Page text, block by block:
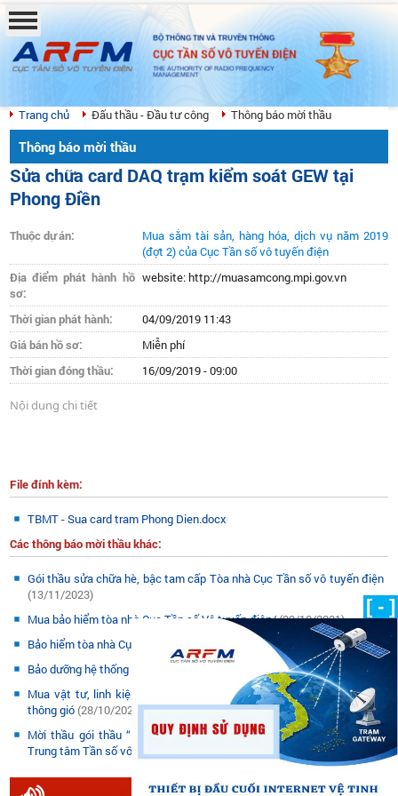
BỘ THÔNG TIN VÀ TRUYỀN THÔNG
CỤC TẦN SỐ VÔ TUYẾN ĐIỆN
THE AUTHORITY OF RADIO FREQUENCY
MANAGEMENT
Trang chủ Đấu thầu - Đầu tư công Thông báo mời thầu
Thông báo mời thầu
Sửa chữa card DAQ trạm kiểm soát GEW tại
Phong Điền
Thuộc dự án:
Mua sắm tài sản, hàng hóa, dịch vụ năm 2019
(đợt 2) của Cục Tần số vô tuyến điện
Địa điểm phát hành hồ
sơ:
website: http://muasamcong.mpi.gov.vn
Thời gian phát hành:
04/09/2019 11:43
Giá bán hồ sơ:
Miễn phí
Thời gian đóng thầu:
16/09/2019 - 09:00
Nội dung chi tiết
File đính kèm:
TBMT - Sua card tram Phong Dien.docx
Các thông báo mời thầu khác:
Gói thầu sửa chữa hè, bậc tam cấp Tòa nhà Cục Tần số vô tuyến điện
(13/11/2023)
Mua bảo hiểm tòa nhà Cục Tần số Vô tuyến điện/(29/10/2021)
Bảo hiểm tòa nhà Cục Tần số vô tuyến điện/
(29/10/2021)
Bảo dưỡng hệ thống thang máy Thyssen./
(29/10/2021)
Mua vật tư, linh kiện dự phòng cho hệ thống điều hòa không khí và
thông gió (28/10/2021)
Mời thầu gói thầu “Mua sắm máy phân tích tín hiệu 4G và 5G cho
Trung tâm Tần số vô tuyến điện khu vực I, II, III” (06/10/2021)
[ - ]